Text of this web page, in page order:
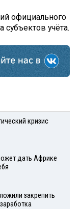
официального
субъектов учёта.
кризис
дать Африке
закрепить